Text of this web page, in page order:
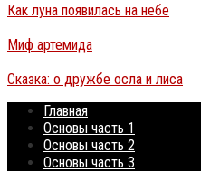
Как луна появилась на небе
Миф артемида
Сказка: о дружбе осла и лиса
Главная
Основы часть 1
Основы часть 2
Основы часть 3